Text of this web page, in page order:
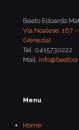
Beato Edoardo
Via Noalese, 167
(Venezia)
Tel. 0415730222
Mail:
Menu
Home